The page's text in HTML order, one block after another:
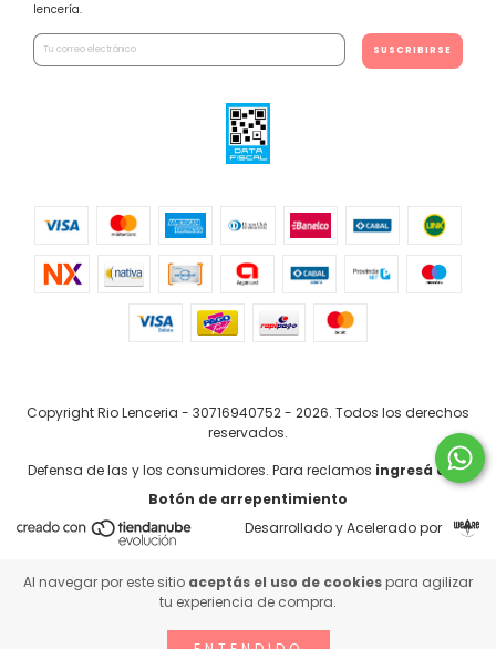
Al navegar por este sitio aceptás el uso de cookies para agilizar
tu experiencia de compra.
lencería.
Copyright Rio Lenceria - 30716940752 - 2026. Todos los derechos
reservados.
Defensa de las y los consumidores. Para reclamos ingresá acá.
Botón de arrepentimiento
Desarrollado y Acelerado por